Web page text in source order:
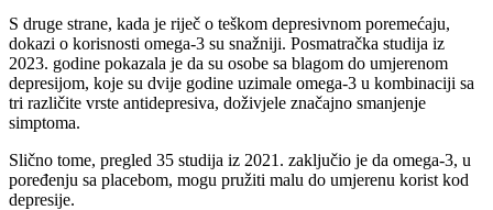
S druge strane, kada je riječ o teškom depresivnom poremećaju,
dokazi o korisnosti omega-3 su snažniji. Posmatračka studija iz
2023. godine pokazala je da su osobe sa blagom do umjerenom
depresijom, koje su dvije godine uzimale omega-3 u kombinaciji sa
tri različite vrste antidepresiva, doživjele značajno smanjenje
simptoma.
Slično tome, pregled 35 studija iz 2021. zaključio je da omega-3, u
poređenju sa placebom, mogu pružiti malu do umjerenu korist kod
depresije.